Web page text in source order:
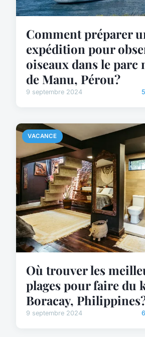
Comment préparer
expédition pour
oiseaux dans le parc
de Manu, Pérou?
9 septembre 2024
VACANCE
Où trouver les
plages pour faire du
Boracay,
9 septembre 2024